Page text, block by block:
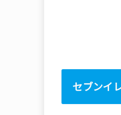
セブンイ